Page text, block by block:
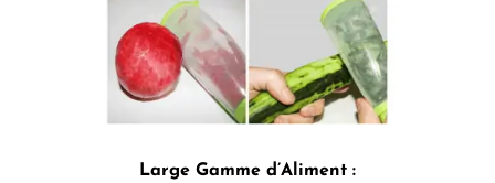
Large Gamme d’Aliment :